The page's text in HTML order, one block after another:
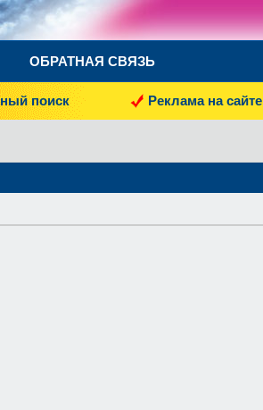
ОБРАТНАЯ СВЯЗЬ
поиск Реклама на сайте